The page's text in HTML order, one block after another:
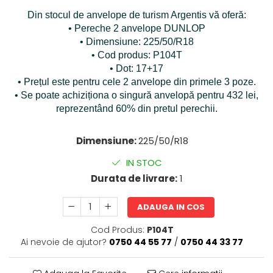
Din stocul de anvelope de turism Argentis vă oferă:
• Pereche 2 anvelope DUNLOP
• Dimensiune: 225/50/R18
• Cod produs: P104T
• Dot: 17+17
• Prețul este pentru cele 2 anvelope din primele 3 poze.
• Se poate achiziționa o singură anvelopă pentru 432 lei,
reprezentând 60% din pretul perechii.
Dimensiune:225/50/R18
IN STOC
Durata de livrare:1
ADAUGA IN COS
Cod Produs: P104T
Ai nevoie de ajutor? 0750 44 55 77 / 0750 44 33 77